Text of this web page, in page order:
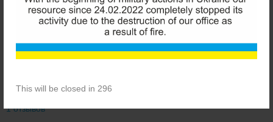
This will be closed in 296
RAIFIL GRANDO 5 RO905-550-EZ СИСТЕМА
1 отзывов